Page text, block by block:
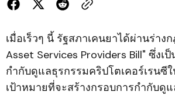
เมื่อเร็วๆ นี้ รัฐสภาเคนยาได้ผ่านร่าง
Asset Services Providers Bill" ซึ่งเ
กำกับดูแลธุรกรรมคริปโตเคอร์เรนซี
เป้าหมายที่จะสร้างกรอบการกำกับดู